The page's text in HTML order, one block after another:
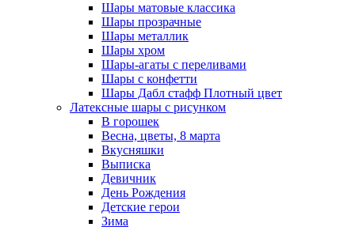
Шары матовые классика
Шары прозрачные
Шары металлик
Шары хром
Шары-агаты с переливами
Шары с конфетти
Шары Дабл стафф Плотный цвет
Латексные шары с рисунком
В горошек
Весна, цветы, 8 марта
Вкусняшки
Выписка
Девичник
День Рождения
Детские герои
Зима